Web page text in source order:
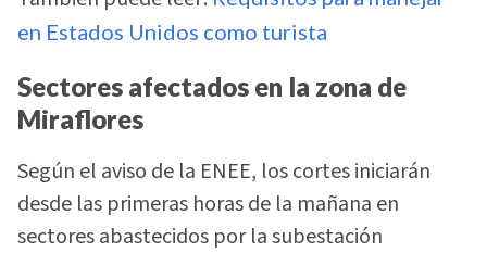
en Estados Unidos como turista
Sectores afectados en la zona de
Miraflores
Según el aviso de la ENEE, los cortes iniciarán
desde las primeras horas de la mañana en
sectores abastecidos por la subestación